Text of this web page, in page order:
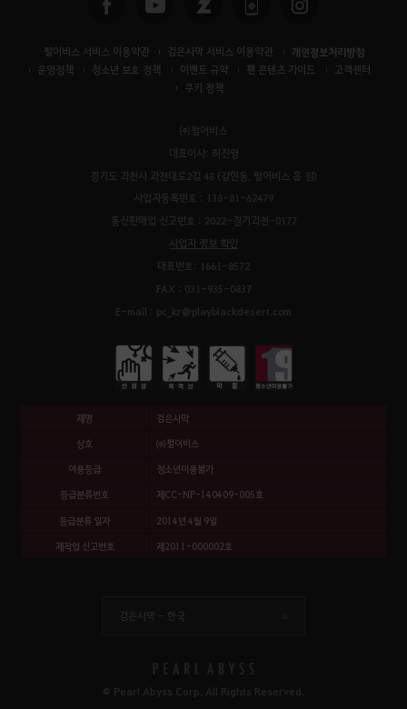
펄어비스 서비스 이용약관 검은사막 서비스 이용약관 개인정보처리방침
운영정책 청소년 보호 정책 이벤트 규약 팬 콘텐츠 가이드
고객센터
쿠키 정책
㈜펄어비스
대표이사: 허진영
경기도 과천시 과천대로2길 48 (갈현동, 펄어비스 홈 원)
사업자등록번호 : 138-81-62479
통신판매업 신고번호 : 2022-경기과천-0177
사업자 정보 확인
대표번호: 1661-8572
FAX : 031-935-0837
E-mail : pc_kr@playblackdesert.com
제명 검은사막
상호 ㈜펄어비스
이용등급 청소년이용불가
등급분류번호 제CC-NP-140409-005호
등급분류 일자 2014년 4월 9일
제작업 신고번호 제2011-000002호
검은사막 - 한국
© Pearl Abyss Corp. All Rights Reserved.